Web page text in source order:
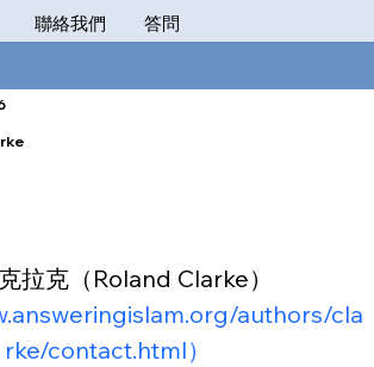
聯絡我們
答問
拉克（Roland Clarke）
authors/cla
rke/contact.html）